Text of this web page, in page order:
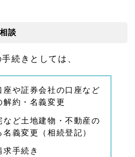
談
続きとしては、
座や証券会社の口座など
解約・名義変更
など土地建物・不動産の
義変更（相続登記）
求手続き